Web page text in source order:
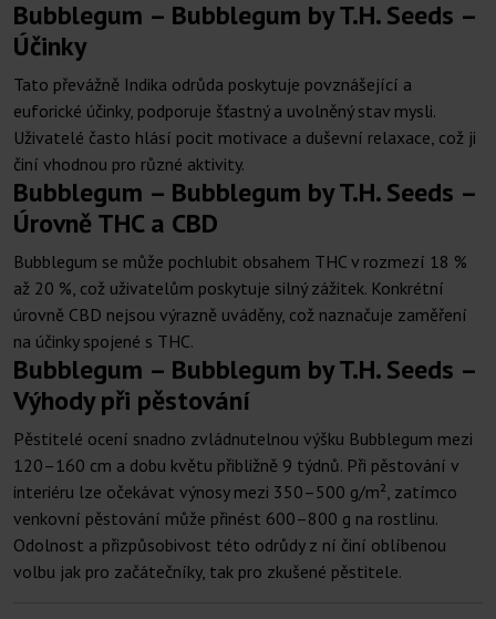
Bubblegum – Bubblegum by T.H. Seeds –
Účinky
Tato převážně Indika odrůda poskytuje povznášející a
euforické účinky, podporuje šťastný a uvolněný stav mysli.
Uživatelé často hlásí pocit motivace a duševní relaxace, což ji
činí vhodnou pro různé aktivity.
Bubblegum – Bubblegum by T.H. Seeds –
Úrovně THC a CBD
Bubblegum se může pochlubit obsahem THC v rozmezí 18 %
až 20 %, což uživatelům poskytuje silný zážitek. Konkrétní
úrovně CBD nejsou výrazně uváděny, což naznačuje zaměření
na účinky spojené s THC.
Bubblegum – Bubblegum by T.H. Seeds –
Výhody při pěstování
Pěstitelé ocení snadno zvládnutelnou výšku Bubblegum mezi
120–160 cm a dobu květu přibližně 9 týdnů. Při pěstování v
interiéru lze očekávat výnosy mezi 350–500 g/m², zatímco
venkovní pěstování může přinést 600–800 g na rostlinu.
Odolnost a přizpůsobivost této odrůdy z ní činí oblíbenou
volbu jak pro začátečníky, tak pro zkušené pěstitele.